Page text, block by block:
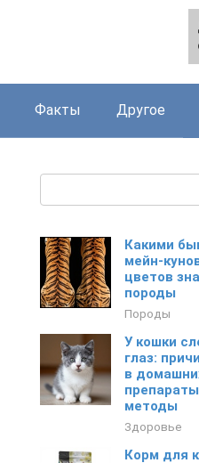
Факты Другое
Какими
мейн-
цветов
породы
Породы
У кошки
глаз:
в
методы
Здоровье
Корм для